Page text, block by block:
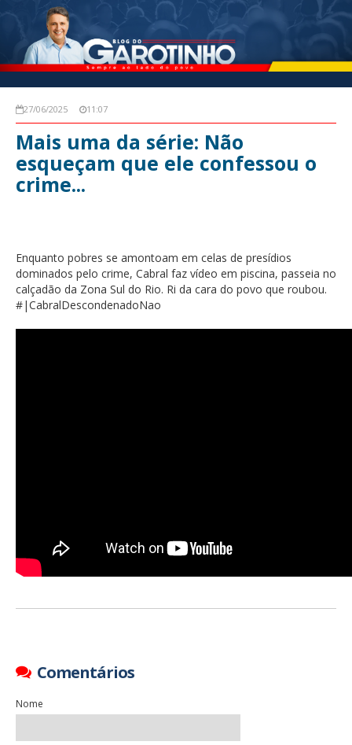
27/06/2025 11:07
Mais uma da série: Não
esqueçam que ele confessou o
crime...
Enquanto pobres se amontoam em celas de presídios
dominados pelo crime, Cabral faz vídeo em piscina, passeia no
calçadão da Zona Sul do Rio. Ri da cara do povo que roubou.
#|CabralDescondenadoNao
Comentários
Nome